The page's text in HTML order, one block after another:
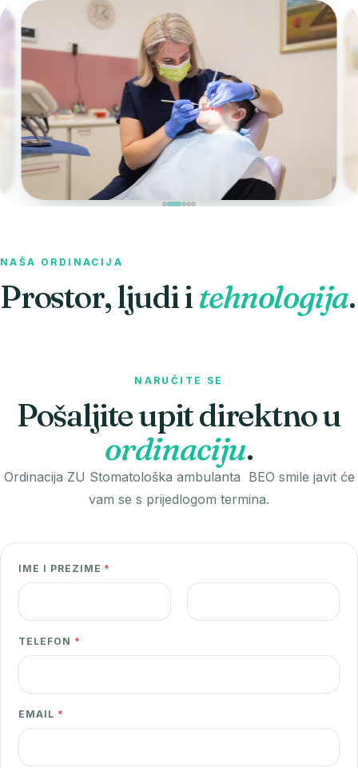
NAŠA ORDINACIJA
Prostor, ljudi itehnologija.
NARUČITE SE
Pošaljite upit direktno u
ordinaciju.
Ordinacija ZU Stomatološka ambulanta BEO smile javit će
vam se s prijedlogom termina.
E
M
I
*
*
IME I PREZIME *
TELEFON *
EMAIL *